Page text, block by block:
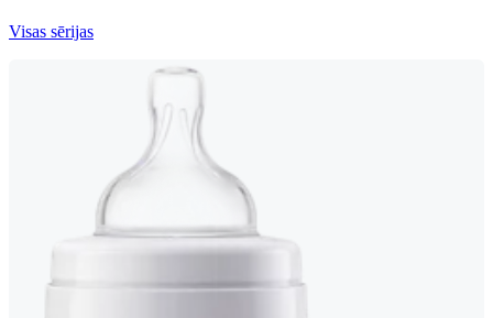
Visas sērijas